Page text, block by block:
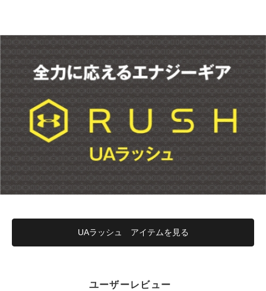
UAラッシュ アイテムを見る
ユーザーレビュー